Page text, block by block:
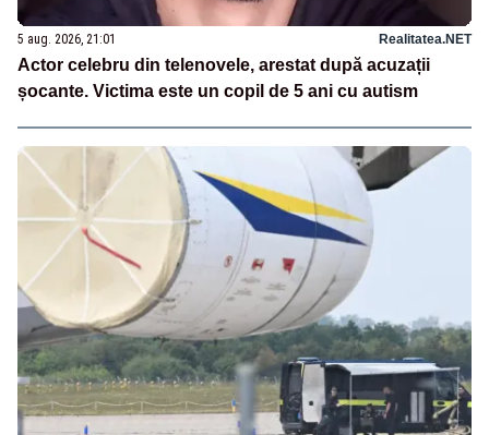
5 aug. 2026, 21:01 Realitatea.NET
Actor celebru din telenovele, arestat după acuzații
șocante. Victima este un copil de 5 ani cu autism